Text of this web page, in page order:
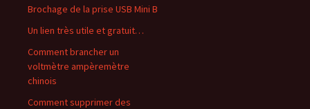
Brochage de la prise USB Mini B
Un lien très utile et gratuit…
Comment brancher un
voltmètre ampèremètre
chinois
Comment supprimer des